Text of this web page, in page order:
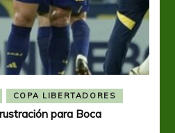
COPA LIBERTADORES
para Boca